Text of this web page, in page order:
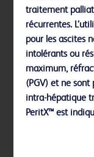
traitement
récurrentes.
pour les ascites
intolérants ou
maximum,
(PGV) et ne sont
intra-hépatique
PeritX™ est